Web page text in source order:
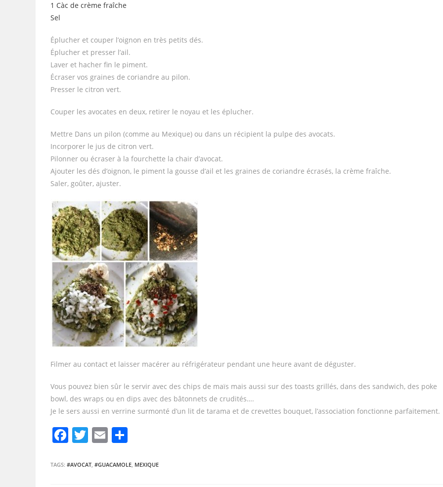
1 Càc de crème fraîche
Sel
Éplucher et couper l’oignon en très petits dés.
Éplucher et presser l’ail.
Laver et hacher fin le piment.
Écraser vos graines de coriandre au pilon.
Presser le citron vert.
Couper les avocates en deux, retirer le noyau et les éplucher.
Mettre Dans un pilon (comme au Mexique) ou dans un récipient la pulpe des avocats.
Incorporer le jus de citron vert.
Pilonner ou écraser à la fourchette la chair d’avocat.
Ajouter les dés d’oignon, le piment la gousse d’ail et les graines de coriandre écrasés, la crème fraîche.
Saler, goûter, ajuster.
Filmer au contact et laisser macérer au réfrigérateur pendant une heure avant de déguster.
Vous pouvez bien sûr le servir avec des chips de maïs mais aussi sur des toasts grillés, dans des sandwich, des poke
bowl, des wraps ou en dips avec des bâtonnets de crudités….
Je le sers aussi en verrine surmonté d’un lit de tarama et de crevettes bouquet, l’association fonctionne parfaitement.
F
c
T
itt
E
ai ta
TAGS: #AVOCAT, #GUACAMOLE, MEXIQUE